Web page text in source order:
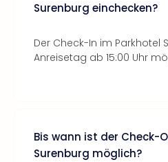
Surenburg einchecken?
Der Check-In im Parkhotel
Anreisetag ab 15:00 Uhr
Bis wann ist der Check-
Surenburg möglich?